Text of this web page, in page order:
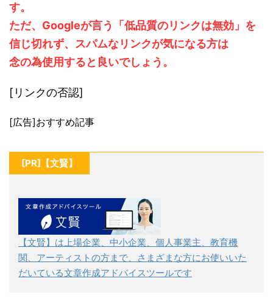
す。
ただ、Googleが言う「低品質のリンクは無効」を
信じ切れず、スパムなリンクが気になる方は
念の為使用すると良いでしょう。
[リンクの否認]
[広告]おすすめ記事
[PR]【文賢】
【文賢】は上場企業、中小企業、個人事業主、教育機
関、アーティストの方まで、さまざまな方にお使いいた
だいている文章作成アドバイスツールです